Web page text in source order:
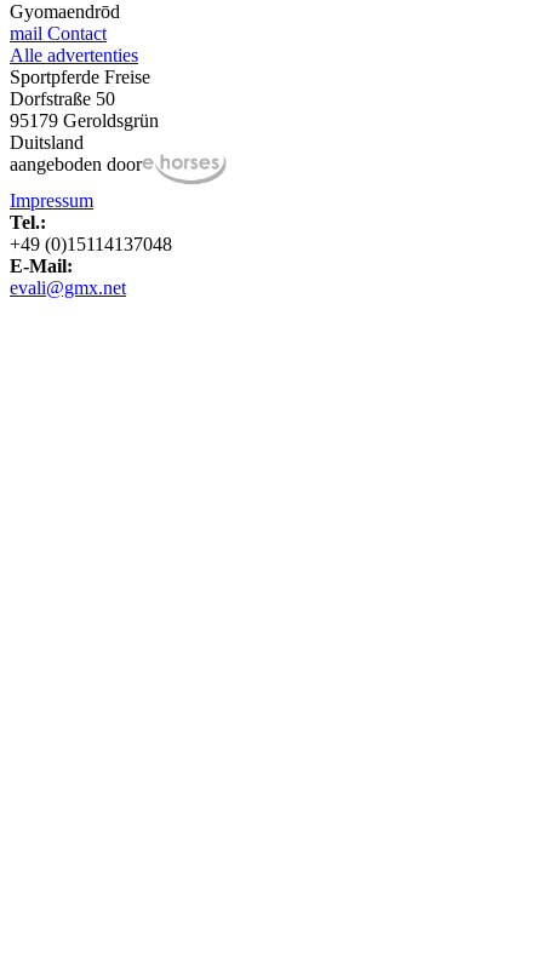
Gyomaendrōd
mail Contact
Alle advertenties
Sportpferde Freise
Dorfstraße 50
95179 Geroldsgrün
Duitsland
aangeboden door
Impressum
Tel.:
+49 (0)15114137048
E-Mail:
evali@gmx.net